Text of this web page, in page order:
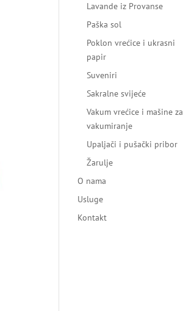
Lavande iz Provanse
Paška sol
Poklon vrećice i ukrasni
papir
Suveniri
Sakralne svijeće
Vakum vrećice i mašine za
vakumiranje
Upaljači i pušački pribor
Žarulje
O nama
Usluge
Kontakt